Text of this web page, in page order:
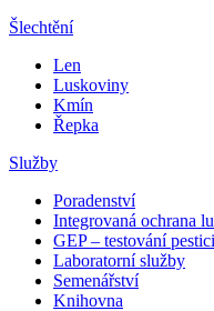
Šlechtění
Len
Luskoviny
Kmín
Řepka
Služby
Poradenství
Integrovaná ochrana
GEP – testování
Laboratorní služby
Semenářství
Knihovna